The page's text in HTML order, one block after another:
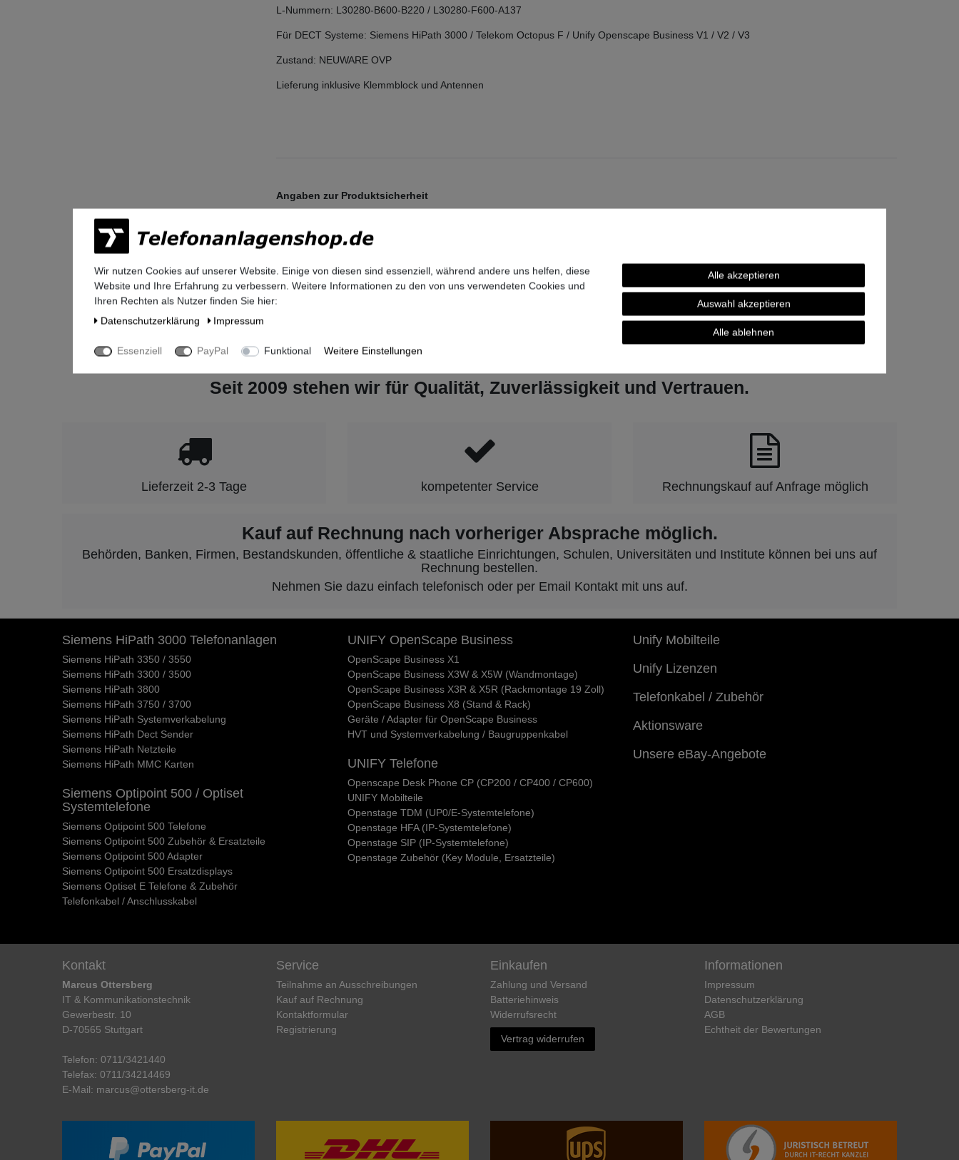
L-Nummern: L30280-B600-B220 / L30280-F600-A137
Für DECT Systeme: Siemens HiPath 3000 / Telekom Octopus F / Unify Openscape Business V1 / V2 / V3
Zustand: NEUWARE OVP
Lieferung inklusive Klemmblock und Antennen
Angaben zur Produktsicherheit
Unify Software and Solutions GmbH & Co. KG
Otto-Hahn-Ring
81739
München
Deutschland
Seit 2009 stehen wir für Qualität, Zuverlässigkeit und Vertrauen.
Lieferzeit 2-3 Tage kompetenter Service Rechnungskauf auf Anfrage möglich
Kauf auf Rechnung nach vorheriger Absprache möglich.
Behörden, Banken, Firmen, Bestandskunden, öffentliche & staatliche Einrichtungen, Schulen, Universitäten und Institute können bei uns auf
Rechnung bestellen.
Nehmen Sie dazu einfach telefonisch oder per Email Kontakt mit uns auf.
Siemens HiPath 3000 Telefonanlagen
Siemens HiPath 3350 / 3550
Siemens HiPath 3300 / 3500
Siemens HiPath 3800
Siemens HiPath 3750 / 3700
Siemens HiPath Systemverkabelung
Siemens HiPath Dect Sender
Siemens HiPath Netzteile
Siemens HiPath MMC Karten
Siemens Optipoint 500 / Optiset
Systemtelefone
Siemens Optipoint 500 Telefone
Siemens Optipoint 500 Zubehör & Ersatzteile
Siemens Optipoint 500 Adapter
Siemens Optipoint 500 Ersatzdisplays
Siemens Optiset E Telefone & Zubehör
Telefonkabel / Anschlusskabel
UNIFY OpenScape Business
OpenScape Business X1
OpenScape Business X3W & X5W (Wandmontage)
OpenScape Business X3R & X5R (Rackmontage 19 Zoll)
OpenScape Business X8 (Stand & Rack)
Geräte / Adapter für OpenScape Business
HVT und Systemverkabelung / Baugruppenkabel
UNIFY Telefone
Openscape Desk Phone CP (CP200 / CP400 / CP600)
UNIFY Mobilteile
Openstage TDM (UP0/E-Systemtelefone)
Openstage HFA (IP-Systemtelefone)
Openstage SIP (IP-Systemtelefone)
Openstage Zubehör (Key Module, Ersatzteile)
Unify Mobilteile
Unify Lizenzen
Telefonkabel / Zubehör
Aktionsware
Unsere eBay-Angebote
Kontakt
Marcus Ottersberg
IT & Kommunikationstechnik
Gewerbestr. 10
D-70565 Stuttgart
Telefon: 0711/3421440
Telefax: 0711/34214469
E-Mail: marcus@ottersberg-it.de
Service
Teilnahme an Ausschreibungen
Kauf auf Rechnung
Kontaktformular
Registrierung
Einkaufen
Zahlung und Versand
Batteriehinweis
Widerrufs­recht
Vertrag widerrufen
Informationen
Impressum
Daten­schutz­erklärung
AGB
Echtheit der Bewertungen
Wir nutzen Cookies auf unserer Website. Einige von diesen sind essenziell, während andere uns helfen, diese
Website und Ihre Erfahrung zu verbessern. Weitere Informationen zu den von uns verwendeten Cookies und
Ihren Rechten als Nutzer finden Sie hier:
Daten­schutz­erklärung
Impressum
Essenziell PayPal Funktional Weitere Einstellungen
Alle akzeptieren
Auswahl akzeptieren
Alle ablehnen